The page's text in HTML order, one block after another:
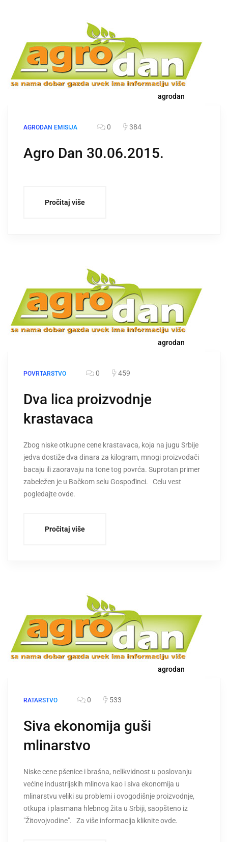
agrodan
AGRODAN EMISIJA 0 384
Agro Dan 30.06.2015.
Pročitaj više
agrodan
POVRTARSTVO 0 459
Dva lica proizvodnje
krastavaca
Zbog niske otkupne cene krastavaca, koja na jugu Srbije
jedva dostiže dva dinara za kilogram, mnogi proizvođači
bacaju ili zaoravaju na tone tog povrća. Suprotan primer
zabeležen je u Bačkom selu Gospođinci. Celu vest
pogledajte ovde.
Pročitaj više
agrodan
RATARSTVO 0 533
Siva ekonomija guši
mlinarstvo
Niske cene pšenice i brašna, nelikvidnost u poslovanju
većine industrijskih mlinova kao i siva ekonomija u
mlinarstvu veliki su problemi i ovogodišnje proizvodnje,
otkupa i plasmana hlebnog žita u Srbiji, saopšteno iz
"Žitovojvodine". Za više informacija kliknite ovde.